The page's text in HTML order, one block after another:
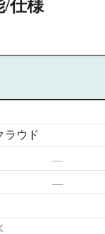
/仕様
ラウド
—
—